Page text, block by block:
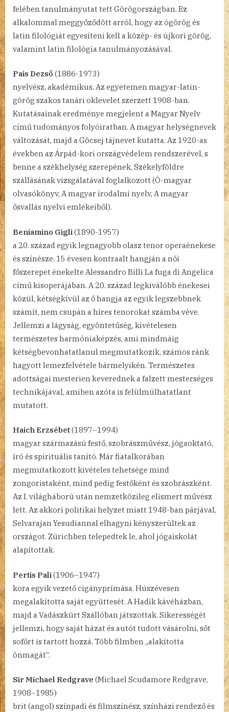
felében tanulmányutat tett Görögországban. Ez
alkalommal meggyőződött arról, hogy az ógörög és
latin filológiát egyesíteni kell a közép- és újkori görög,
valamint latin filológia tanulmányozásával.
Pais Dezső (1886-1973)
nyelvész, akadémikus. Az egyetemen magyar-latin-
görög szakos tanári oklevelet szerzett 1908-ban.
Kutatásainak eredménye megjelent a Magyar Nyelv
című tudományos folyóiratban. A magyar helységnevek
változását, majd a Göcsej tájnevet kutatta. Az 1920-as
években az Árpád-kori országvédelem rendszerével, s
benne a székhelység szerepének, Székelyföldre
szállásának vizsgálatával foglalkozott (Ó-magyar
olvasókönyv, A magyar irodalmi nyelv, A magyar
ősvallás nyelvi emlékeiből).
Beniamino Gigli(1890-1957)
a 20. század egyik legnagyobb olasz tenor operaénekese
és színésze. 15 évesen kontraalt hangján a női
főszerepet énekelte Alessandro Billi La fuga di Angelica
című kisoperájában. A 20. század legkiválóbb énekesei
közül, kétségkívül az ő hangja az egyik legszebbnek
számít, nem csupán a híres tenorokat számba véve.
Jellemzi a lágyság, egyöntetűség, kivételesen
természetes harmóniaképzés, ami mindmáig
kétségbevonhatatlanul megmutatkozik, számos ránk
hagyott lemezfelvétele bármelyikén. Természetes
adottságai mesterien keverednek a falzett mesterséges
technikájával, amiben azóta is felülmúlhatatlant
mutatott.
Haich Erzsébet(1897–1994)
magyar származású festő, szobrászművész, jógaoktató,
író és spirituális tanító. Már fiatalkorában
megmutatkozott kivételes tehetsége mind
zongoristaként, mind pedig festőként és szobrászként.
Az I. világháború után nemzetközileg elismert művész
lett. Az akkori politikai helyzet miatt 1948-ban párjával,
Selvarajan Yesudiannal elhagyni kényszerültek az
országot. Zürichben telepedtek le, ahol jógaiskolát
alapítottak.
Pertis Pali(1906–1947)
kora egyik vezető cigányprímása. Húszévesen
megalakította saját együttesét. A Hadik kávéházban,
majd a Vadászkürt Szállóban játszottak. Sikerességét
jellemzi, hogy saját házat és autót tudott vásárolni, sőt
sofőrt is tartott hozzá. Több filmben „alakította
önmagát”.
Sir Michael Redgrave (Michael Scudamore Redgrave,
1908–1985)
brit (angol) színpadi és filmszínész, színházi rendező és